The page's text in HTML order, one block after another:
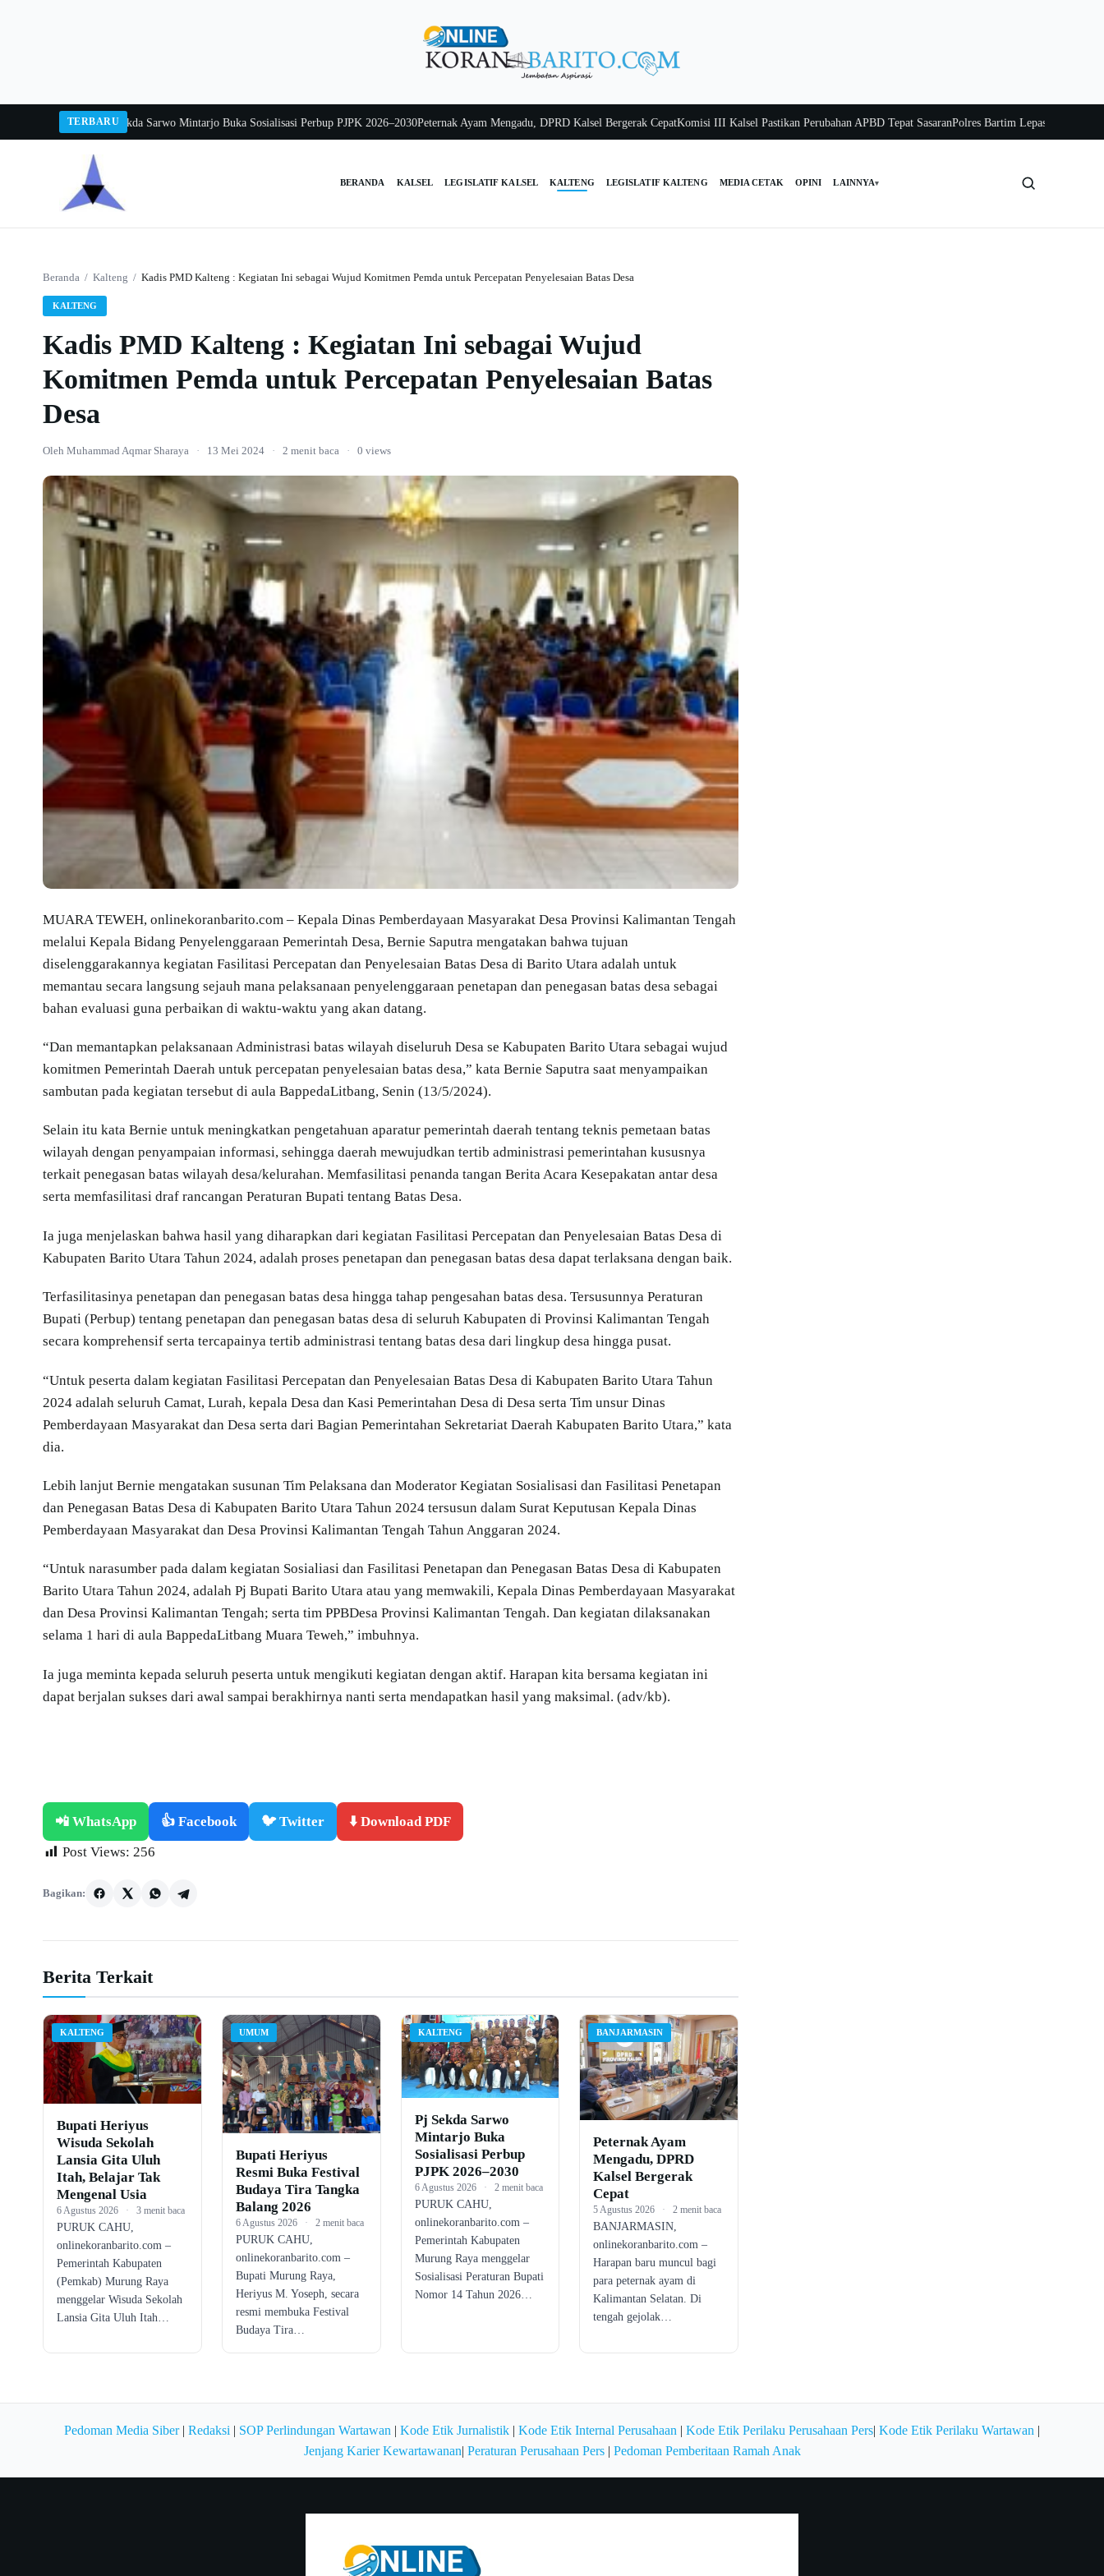
TERBARU
Balang 2026Pj Sekda Sarwo Mintarjo Buka Sosialisasi Perbup PJPK 2026–2030Peternak Ayam Mengadu, DPRD Kalsel Bergerak CepatKomisi III Kalsel Pastikan Perubahan APBD Tepat SasaranPolres Bartim Lepas Bakti Sosial untuk
BERANDA KALSEL LEGISLATIF KALSEL KALTENG LEGISLATIF KALTENG MEDIA CETAK OPINI LAINNYA▾
Beranda / Kalteng / Kadis PMD Kalteng : Kegiatan Ini sebagai Wujud Komitmen Pemda untuk Percepatan Penyelesaian Batas Desa
KALTENG
Kadis PMD Kalteng : Kegiatan Ini sebagai Wujud
Komitmen Pemda untuk Percepatan Penyelesaian Batas
Desa
Oleh Muhammad Aqmar Sharaya · 13 Mei 2024 · 2 menit baca · 0 views
MUARA TEWEH, onlinekoranbarito.com – Kepala Dinas Pemberdayaan Masyarakat Desa Provinsi Kalimantan Tengah
melalui Kepala Bidang Penyelenggaraan Pemerintah Desa, Bernie Saputra mengatakan bahwa tujuan
diselenggarakannya kegiatan Fasilitasi Percepatan dan Penyelesaian Batas Desa di Barito Utara adalah untuk
memantau secara langsung sejauh mana pelaksanaan penyelenggaraan penetapan dan penegasan batas desa sebagai
bahan evaluasi guna perbaikan di waktu-waktu yang akan datang.
“Dan memantapkan pelaksanaan Administrasi batas wilayah diseluruh Desa se Kabupaten Barito Utara sebagai wujud
komitmen Pemerintah Daerah untuk percepatan penyelesaian batas desa,” kata Bernie Saputra saat menyampaikan
sambutan pada kegiatan tersebut di aula BappedaLitbang, Senin (13/5/2024).
Selain itu kata Bernie untuk meningkatkan pengetahuan aparatur pemerintah daerah tentang teknis pemetaan batas
wilayah dengan penyampaian informasi, sehingga daerah mewujudkan tertib administrasi pemerintahan kususnya
terkait penegasan batas wilayah desa/kelurahan. Memfasilitasi penanda tangan Berita Acara Kesepakatan antar desa
serta memfasilitasi draf rancangan Peraturan Bupati tentang Batas Desa.
Ia juga menjelaskan bahwa hasil yang diharapkan dari kegiatan Fasilitasi Percepatan dan Penyelesaian Batas Desa di
Kabupaten Barito Utara Tahun 2024, adalah proses penetapan dan penegasan batas desa dapat terlaksana dengan baik.
Terfasilitasinya penetapan dan penegasan batas desa hingga tahap pengesahan batas desa. Tersusunnya Peraturan
Bupati (Perbup) tentang penetapan dan penegasan batas desa di seluruh Kabupaten di Provinsi Kalimantan Tengah
secara komprehensif serta tercapainya tertib administrasi tentang batas desa dari lingkup desa hingga pusat.
“Untuk peserta dalam kegiatan Fasilitasi Percepatan dan Penyelesaian Batas Desa di Kabupaten Barito Utara Tahun
2024 adalah seluruh Camat, Lurah, kepala Desa dan Kasi Pemerintahan Desa di Desa serta Tim unsur Dinas
Pemberdayaan Masyarakat dan Desa serta dari Bagian Pemerintahan Sekretariat Daerah Kabupaten Barito Utara,” kata
dia.
Lebih lanjut Bernie mengatakan susunan Tim Pelaksana dan Moderator Kegiatan Sosialisasi dan Fasilitasi Penetapan
dan Penegasan Batas Desa di Kabupaten Barito Utara Tahun 2024 tersusun dalam Surat Keputusan Kepala Dinas
Pemberdayaan Masyarakat dan Desa Provinsi Kalimantan Tengah Tahun Anggaran 2024.
“Untuk narasumber pada dalam kegiatan Sosialiasi dan Fasilitasi Penetapan dan Penegasan Batas Desa di Kabupaten
Barito Utara Tahun 2024, adalah Pj Bupati Barito Utara atau yang memwakili, Kepala Dinas Pemberdayaan Masyarakat
dan Desa Provinsi Kalimantan Tengah; serta tim PPBDesa Provinsi Kalimantan Tengah. Dan kegiatan dilaksanakan
selama 1 hari di aula BappedaLitbang Muara Teweh,” imbuhnya.
Ia juga meminta kepada seluruh peserta untuk mengikuti kegiatan dengan aktif. Harapan kita bersama kegiatan ini
dapat berjalan sukses dari awal sampai berakhirnya nanti serta mendapatkan hasil yang maksimal. (adv/kb).
📲 WhatsApp 👍 Facebook 🐦 Twitter
⬇️ Download PDF
Post Views: 256
Bagikan:
Berita Terkait
KALTENG
Bupati Heriyus
Wisuda Sekolah
Lansia Gita Uluh
Itah, Belajar Tak
Mengenal Usia
6 Agustus 2026 · 3 menit baca
PURUK CAHU,
onlinekoranbarito.com –
Pemerintah Kabupaten
(Pemkab) Murung Raya
menggelar Wisuda Sekolah
Lansia Gita Uluh Itah…
UMUM
Bupati Heriyus
Resmi Buka Festival
Budaya Tira Tangka
Balang 2026
6 Agustus 2026 · 2 menit baca
PURUK CAHU,
onlinekoranbarito.com –
Bupati Murung Raya,
Heriyus M. Yoseph, secara
resmi membuka Festival
Budaya Tira…
KALTENG
Pj Sekda Sarwo
Mintarjo Buka
Sosialisasi Perbup
PJPK 2026–2030
6 Agustus 2026 · 2 menit baca
PURUK CAHU,
onlinekoranbarito.com –
Pemerintah Kabupaten
Murung Raya menggelar
Sosialisasi Peraturan Bupati
Nomor 14 Tahun 2026…
BANJARMASIN
Peternak Ayam
Mengadu, DPRD
Kalsel Bergerak
Cepat
5 Agustus 2026 · 2 menit baca
BANJARMASIN,
onlinekoranbarito.com –
Harapan baru muncul bagi
para peternak ayam di
Kalimantan Selatan. Di
tengah gejolak…
Pedoman Media Siber| Redaksi | SOP Perlindungan Wartawan | Kode Etik Jurnalistik | Kode Etik Internal Perusahaan | Kode Etik Perilaku Perusahaan Pers| Kode Etik Perilaku Wartawan |
Jenjang Karier Kewartawanan| Peraturan Perusahaan Pers| Pedoman Pemberitaan Ramah Anak